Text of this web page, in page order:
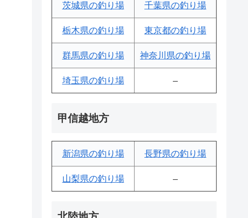
茨城県の釣り場 千葉県の釣り場
栃木県の釣り場 東京都の釣り場
群馬県の釣り場 神奈川県の釣り場
埼玉県の釣り場 –
甲信越地方
新潟県の釣り場 長野県の釣り場
山梨県の釣り場 –